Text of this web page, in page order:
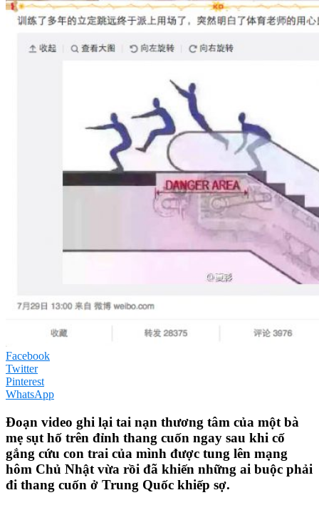
Facebook
Twitter
Pinterest
WhatsApp
Đoạn video ghi lại tai nạn thương tâm của một bà
mẹ sụt hố trên đỉnh thang cuốn ngay sau khi cố
gắng cứu con trai của mình được tung lên mạng
hôm Chủ Nhật vừa rồi đã khiến những ai buộc phải
đi thang cuốn ở Trung Quốc khiếp sợ.